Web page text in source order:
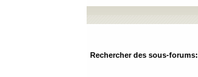
Rechercher des sous-forums: